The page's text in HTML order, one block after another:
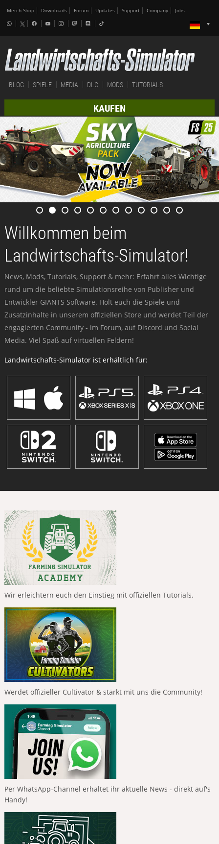
Merch-Shop Downloads Forum Updates Support Company Jobs
BLOG SPIELE MEDIA DLC MODS TUTORIALS
KAUFEN
Willkommen beim
Landwirtschafts-Simulator!
News, Mods, Tutorials, Support & mehr: Erfahrt alles Wichtige
rund um die beliebte Simulationsreihe von Publisher und
Entwickler GIANTS Software. Holt euch die Spiele und
Zusatzinhalte in unserem offiziellen Store und werdet Teil der
engagierten Community - im Forum, auf Discord und Social
Media. Viel Spaß auf virtuellen Feldern!
Landwirtschafts-Simulator ist erhältlich für:
Wir erleichtern euch den Einstieg mit offiziellen Tutorials.
Werdet offizieller Cultivator & stärkt mit uns die Community!
Per WhatsApp-Channel erhaltet ihr aktuelle News - direkt auf's
Handy!